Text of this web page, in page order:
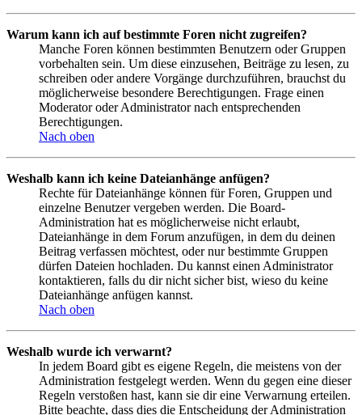
Warum kann ich auf bestimmte Foren nicht zugreifen?
Manche Foren können bestimmten Benutzern oder Gruppen
vorbehalten sein. Um diese einzusehen, Beiträge zu lesen, zu
schreiben oder andere Vorgänge durchzuführen, brauchst du
möglicherweise besondere Berechtigungen. Frage einen
Moderator oder Administrator nach entsprechenden
Berechtigungen.
Nach oben
Weshalb kann ich keine Dateianhänge anfügen?
Rechte für Dateianhänge können für Foren, Gruppen und
einzelne Benutzer vergeben werden. Die Board-
Administration hat es möglicherweise nicht erlaubt,
Dateianhänge in dem Forum anzufügen, in dem du deinen
Beitrag verfassen möchtest, oder nur bestimmte Gruppen
dürfen Dateien hochladen. Du kannst einen Administrator
kontaktieren, falls du dir nicht sicher bist, wieso du keine
Dateianhänge anfügen kannst.
Nach oben
Weshalb wurde ich verwarnt?
In jedem Board gibt es eigene Regeln, die meistens von der
Administration festgelegt werden. Wenn du gegen eine dieser
Regeln verstoßen hast, kann sie dir eine Verwarnung erteilen.
Bitte beachte, dass dies die Entscheidung der Administration